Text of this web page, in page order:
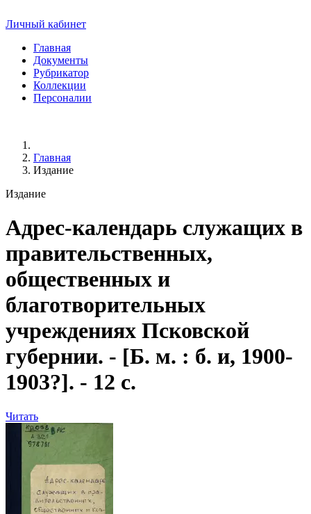
Личный кабинет
Главная
Документы
Рубрикатор
Коллекции
Персоналии
Главная
Издание
Издание
Адрес-календарь служащих в
правительственных,
общественных и
благотворительных
учреждениях Псковской
губернии. - [Б. м. : б. и, 1900-
1903?]. - 12 с.
Читать